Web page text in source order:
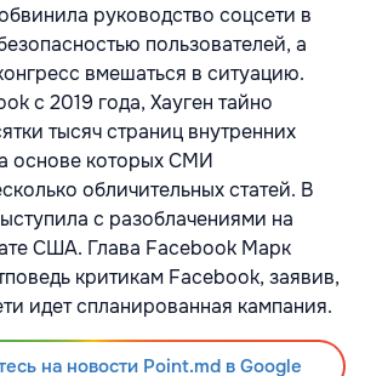
руководство соцсети в
пользователей, а
вмешаться в ситуацию.
с 2019 года, Хауген тайно
тысяч страниц внутренних
основе которых СМИ
обличительных статей. В
с разоблачениями на
США. Глава Facebook Марк
критикам Facebook, заявив,
идет спланированная кампания.
на новости Point.md в Google